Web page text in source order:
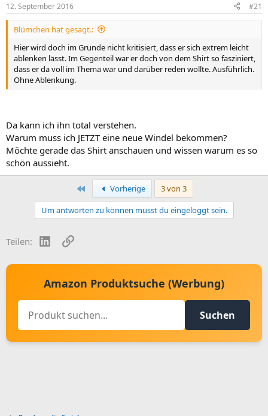
s
:
12. September 2016 #21
Blümchen hat gesagt.:
Hier wird doch im Grunde nicht kritisiert, dass er sich extrem leicht
ablenken lässt. Im Gegenteil war er doch von dem Shirt so fasziniert,
dass er da voll im Thema war und darüber reden wollte. Ausführlich.
Ohne Ablenkung.
Da kann ich ihn total verstehen.
Warum muss ich JETZT eine neue Windel bekommen?
Möchte gerade das Shirt anschauen und wissen warum es so
schön aussieht.
Erste Vorherige
3 von 3
Um antworten zu können musst du eingeloggt sein.
Teilen: LinkedInLink
Amazon Produktsuche (Werbung)
Suchen